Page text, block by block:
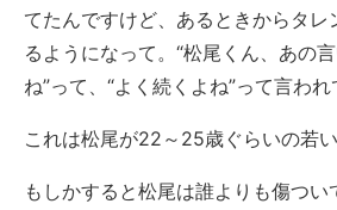
てたんですけど、あるときからタレ
るようになって。“松尾くん、あの
ね”って、“よく続くよね”って言われ
これは松尾が22～25歳ぐらいの若い
もしかすると松尾は誰よりも傷つい